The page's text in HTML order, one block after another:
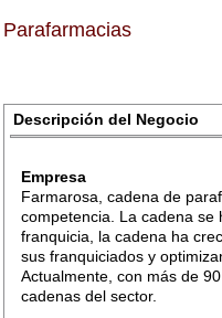
Parafarmacias
Descripción del Negocio
Empresa
Farmarosa, cadena de
competencia. La cadena se
franquicia, la cadena ha
sus franquiciados y
Actualmente, con más de
cadenas del sector.